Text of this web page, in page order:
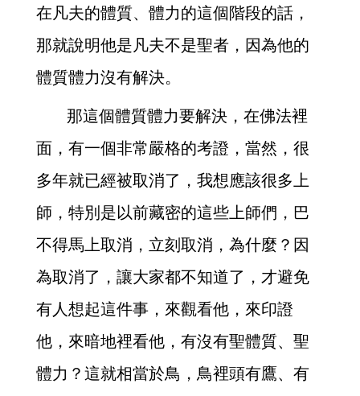
在凡夫的體質、體力的這個階段的話，
那就說明他是凡夫不是聖者，因為他的
體質體力沒有解決。
那這個體質體力要解決，在佛法裡
面，有一個非常嚴格的考證，當然，很
多年就已經被取消了，我想應該很多上
師，特別是以前藏密的這些上師們，巴
不得馬上取消，立刻取消，為什麼？因
為取消了，讓大家都不知道了，才避免
有人想起這件事，來觀看他，來印證
他，來暗地裡看他，有沒有聖體質、聖
體力？這就相當於鳥，鳥裡頭有鷹、有